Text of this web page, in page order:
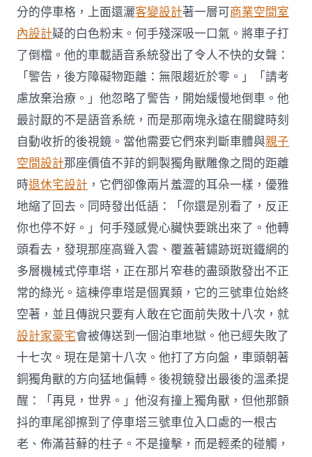
分的停車格，上面還灑客變設計著一層可商業空間室
內設計疑的白色粉末。何手殘深吸一口氣。將車子打
了倒檔。他的車載語音系統發出了令人不快的女聲：
「警告，後方障礙物距離：無限趨近於零。」「請考
慮放棄治療。」他忽略了警告，開始緩慢地倒車。他
最討厭的不是語音系統，而是那兩塊永遠在關鍵時刻
自動收折的後視鏡。當他需要它們來判斷車體與親子
空間設計那座價值不菲的銅製獨角獸雕像之間的距離
時退休宅設計 ，它們卻像兩片羞澀的耳朵一樣，優雅
地縮了回去。同時發出低語：「你還是別看了，反正
你也停不好。」何手殘感覺心臟快要跳出來了。他轉
頭看去，發現那座高聳入雲、覆蓋著鏽跡斑斑鐵網的
多層機械式停車塔，正在那片窄巷的盡頭散發出不正
常的綠光。這棟停車塔是個異類，它的三號車位始終
空著，並且傳說只要有人敢在它面前失敗十八次，就
設計家豪宅會被傳送到一個泊車地獄。他已經失敗了
十七次。現在是第十八次。他打了方向盤，車頭朝著
銅獨角獸的方向猛地偏轉。後視鏡發出最後的溫柔提
醒：「再見，世界。」他沒有撞上獨角獸，但他那顫
抖的車尾卻擦到了停車塔三號車位入口處的一根古
老、佈滿苔蘚的柱子。不是撞擊，而是輕柔的碰觸，